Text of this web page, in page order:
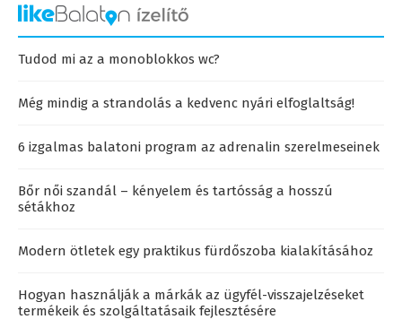
Tudod mi az a monoblokkos wc?
Még mindig a strandolás a kedvenc nyári elfoglaltság!
6 izgalmas balatoni program az adrenalin szerelmeseinek
Bőr női szandál – kényelem és tartósság a hosszú
sétákhoz
Modern ötletek egy praktikus fürdőszoba kialakításához
Hogyan használják a márkák az ügyfél-visszajelzéseket
termékeik és szolgáltatásaik fejlesztésére